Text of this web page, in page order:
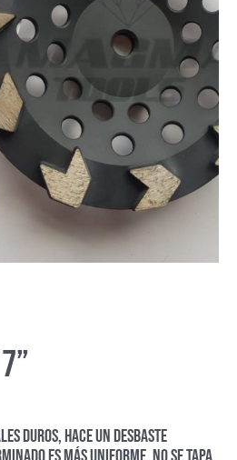
duros, hace un desbaste